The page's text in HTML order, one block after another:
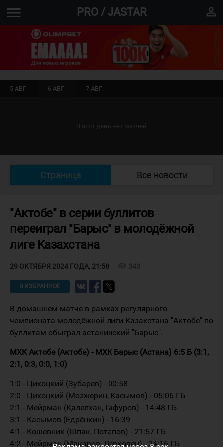
menu PRO / JASTAR perm_identity
5 АВГ. 6 АВГ. 7 АВГ.
В этот день нет матчей
Страница Все новости
"Актобе" в серии буллитов
переиграл "Барыс" в молодёжной
лиге Казахстана
29 ОКТЯБРЯ 2024 ГОДА, 21:58 343
В ИЗБРАННОЕ
В домашнем матче в рамках регулярного
чемпионата молодёжной лиги Казахстана "Актобе" по
буллитам обыграл астанинский "Барыс".
МХК Актобе (Актобе) - МХК Барыс (Астана) 6:5 Б (3:1,
2:1, 0:3, 0:0, 1:0)
1:0 - Цихоцкий (Зубарев) - 00:58
2:0 - Цихоцкий (Мозжерин, Касымов) - 05:06 ГБ
2:1 - Мейрман (Қалелхан, Гафуров) - 14:48 ГБ
3:1 - Касымов (Едрёнкин) - 16:39
4:1 - Кошевник (Шпак, Потапов) - 21:57 ГБ
4:2 - Мейрман (Макаров, Левковец) - 24:16 ГБ